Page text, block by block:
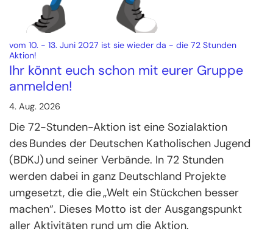
vom 10. - 13. Juni 2027 ist sie wieder da - die 72 Stunden
Aktion!
Ihr könnt euch schon mit eurer Gruppe
anmelden!
4. Aug. 2026
Die 72-Stunden-Aktion ist eine Sozialaktion
des Bundes der Deutschen Katholischen Jugend
(BDKJ) und seiner Verbände. In 72 Stunden
werden dabei in ganz Deutschland Projekte
umgesetzt, die die „Welt ein Stückchen besser
machen“. Dieses Motto ist der Ausgangspunkt
aller Aktivitäten rund um die Aktion.